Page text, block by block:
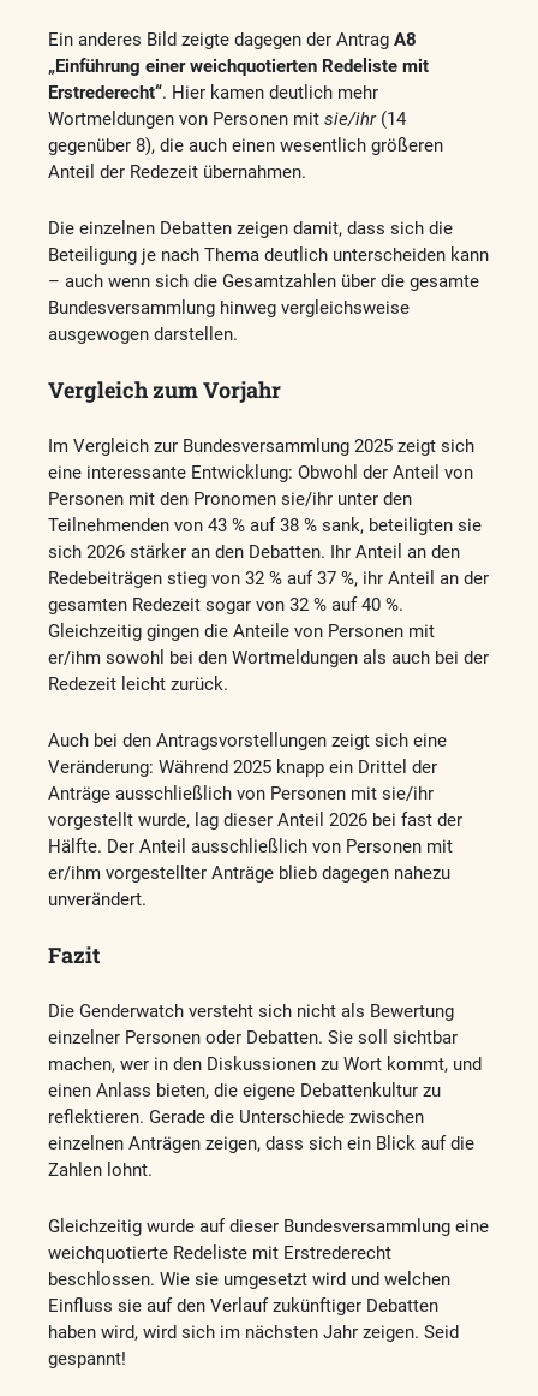
Ein anderes Bild zeigte dagegen der Antrag A8
„Einführung einer weichquotierten Redeliste mit
Erstrederecht“. Hier kamen deutlich mehr
Wortmeldungen von Personen mit sie/ihr(14
gegenüber 8), die auch einen wesentlich größeren
Anteil der Redezeit übernahmen.
Die einzelnen Debatten zeigen damit, dass sich die
Beteiligung je nach Thema deutlich unterscheiden kann
– auch wenn sich die Gesamtzahlen über die gesamte
Bundesversammlung hinweg vergleichsweise
ausgewogen darstellen.
Vergleich zum Vorjahr
Im Vergleich zur Bundesversammlung 2025 zeigt sich
eine interessante Entwicklung: Obwohl der Anteil von
Personen mit den Pronomen sie/ihr unter den
Teilnehmenden von 43 % auf 38 % sank, beteiligten sie
sich 2026 stärker an den Debatten. Ihr Anteil an den
Redebeiträgen stieg von 32 % auf 37 %, ihr Anteil an der
gesamten Redezeit sogar von 32 % auf 40 %.
Gleichzeitig gingen die Anteile von Personen mit
er/ihm sowohl bei den Wortmeldungen als auch bei der
Redezeit leicht zurück.
Auch bei den Antragsvorstellungen zeigt sich eine
Veränderung: Während 2025 knapp ein Drittel der
Anträge ausschließlich von Personen mit sie/ihr
vorgestellt wurde, lag dieser Anteil 2026 bei fast der
Hälfte. Der Anteil ausschließlich von Personen mit
er/ihm vorgestellter Anträge blieb dagegen nahezu
unverändert.
Fazit
Die Genderwatch versteht sich nicht als Bewertung
einzelner Personen oder Debatten. Sie soll sichtbar
machen, wer in den Diskussionen zu Wort kommt, und
einen Anlass bieten, die eigene Debattenkultur zu
reflektieren. Gerade die Unterschiede zwischen
einzelnen Anträgen zeigen, dass sich ein Blick auf die
Zahlen lohnt.
Gleichzeitig wurde auf dieser Bundesversammlung eine
weichquotierte Redeliste mit Erstrederecht
beschlossen. Wie sie umgesetzt wird und welchen
Einfluss sie auf den Verlauf zukünftiger Debatten
haben wird, wird sich im nächsten Jahr zeigen. Seid
gespannt!